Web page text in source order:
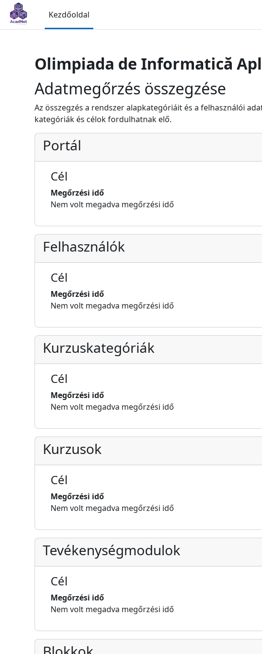
Tovább a fő tartalomhoz
Kezdőoldal
Olimpiada de Informatică
Adatmegőrzés összegzése
Az összegzés a rendszer alapkategóriáit és a felhasználói
kategóriák és célok fordulhatnak elő.
Portál
Cél
Megőrzési idő
Nem volt megadva megőrzési idő
Felhasználók
Cél
Megőrzési idő
Nem volt megadva megőrzési idő
Kurzuskategóriák
Cél
Megőrzési idő
Nem volt megadva megőrzési idő
Kurzusok
Cél
Megőrzési idő
Nem volt megadva megőrzési idő
Tevékenységmodulok
Cél
Megőrzési idő
Nem volt megadva megőrzési idő